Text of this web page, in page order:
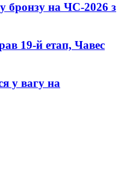
бронзу на ЧС-2026 з
19-й етап, Чавес
у вагу на